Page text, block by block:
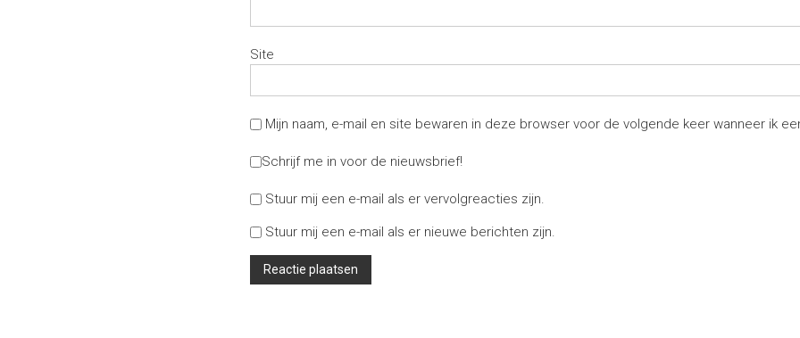
Site
Mijn naam, e-mail en site bewaren in deze browser voor de volgende keer wanneer ik
Schrijf me in voor de nieuwsbrief!
Stuur mij een e-mail als er vervolgreacties zijn.
Stuur mij een e-mail als er nieuwe berichten zijn.